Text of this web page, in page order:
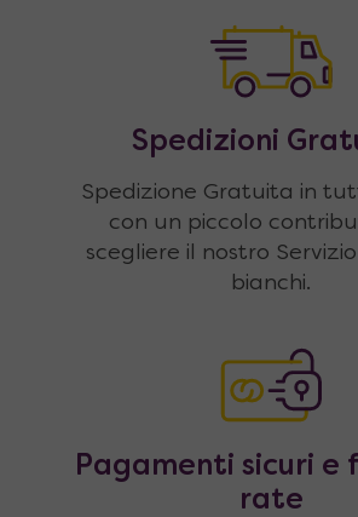
Spedizioni
Spedizione Gratuita in
con un piccolo
scegliere il nostro
bianchi.
Pagamenti sicuri e
rate